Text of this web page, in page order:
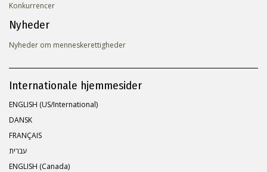
Konkurrencer
Nyheder
Nyheder om menneskerettigheder
Internationale hjemmesider
ENGLISH (US/International)
DANSK
FRANÇAIS
עברית
ENGLISH (Canada)